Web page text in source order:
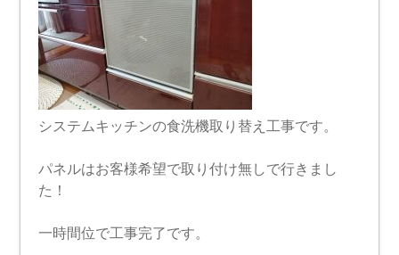
システムキッチンの食洗機取り替え工事です。
パネルはお客様希望で取り付け無しで行きまし
た！
一時間位で工事完了です。